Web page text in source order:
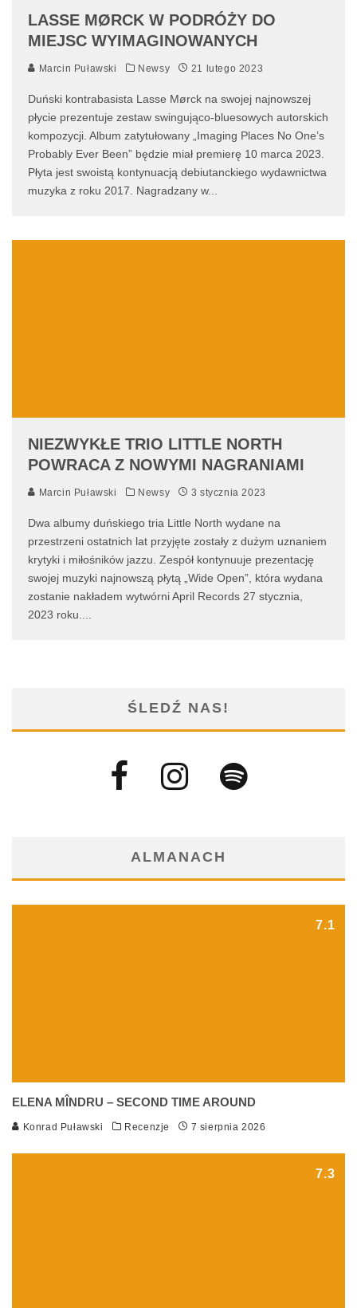
LASSE MØRCK W PODRÓŻY DO
MIEJSC WYIMAGINOWANYCH
Marcin Puławski Newsy 21 lutego 2023
Duński kontrabasista Lasse Mørck na swojej najnowszej
płycie prezentuje zestaw swingująco-bluesowych autorskich
kompozycji. Album zatytułowany „Imaging Places No One’s
Probably Ever Been” będzie miał premierę 10 marca 2023.
Płyta jest swoistą kontynuacją debiutanckiego wydawnictwa
muzyka z roku 2017. Nagradzany w...
NIEZWYKŁE TRIO LITTLE NORTH
POWRACA Z NOWYMI NAGRANIAMI
Marcin Puławski Newsy 3 stycznia 2023
Dwa albumy duńskiego tria Little North wydane na
przestrzeni ostatnich lat przyjęte zostały z dużym uznaniem
krytyki i miłośników jazzu. Zespół kontynuuje prezentację
swojej muzyki najnowszą płytą „Wide Open”, która wydana
zostanie nakładem wytwórni April Records 27 stycznia,
2023 roku.
ŚLEDŹ NAS!
ALMANACH
7.1
ELENA MÎNDRU – SECOND TIME AROUND
Konrad Puławski Recenzje 7 sierpnia 2026
7.3